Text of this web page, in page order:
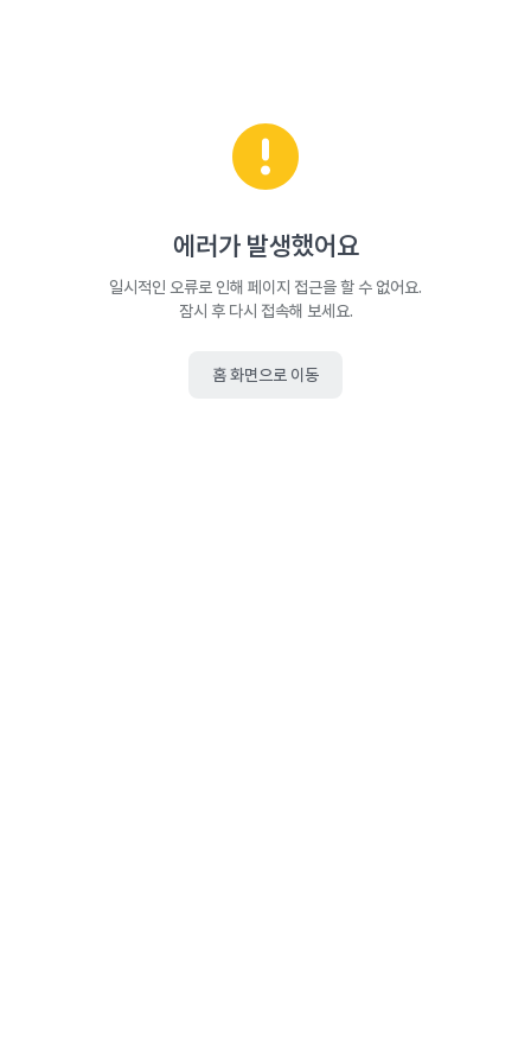
에러가 발생했어요
일시적인 오류로 인해 페이지 접근을 할 수 없어요.
잠시 후 다시 접속해 보세요.
홈 화면으로 이동